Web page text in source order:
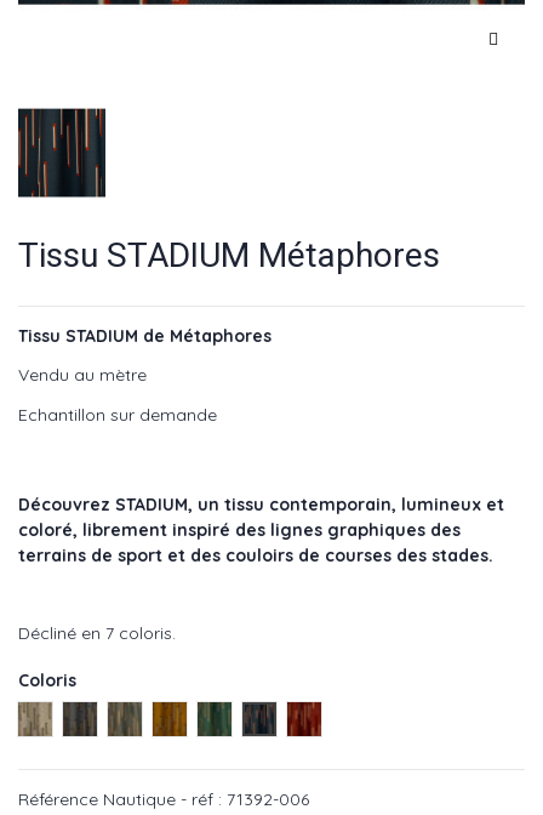
Tissu STADIUM Métaphores
Tissu STADIUM de Métaphores
Vendu au mètre
Echantillon sur demande
Découvrez STADIUM, un tissu contemporain, lumineux et
coloré, librement inspiré des lignes graphiques des
terrains de sport et des couloirs de courses des stades.
Décliné en 7 coloris.
Coloris
Platine - réf : 71392-001
Plomb - réf : 71392-002
Aurore - réf : 71392-003
Mordore - réf : 71392-004
Veronese - réf : 71392-005
Nautique - réf : 71392-006
TerreB - réf : 71392-007
Référence Nautique - réf : 71392-006